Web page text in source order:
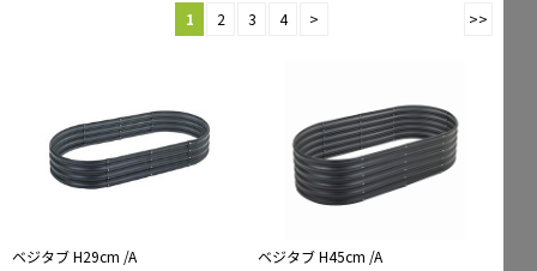
Tel. 0120-51-4128
受付時間 / 9:00-17:00（土日祝休み）
1 2 3 4 > >>
ベジタブ H29cm /A ベジタブ H45cm /A